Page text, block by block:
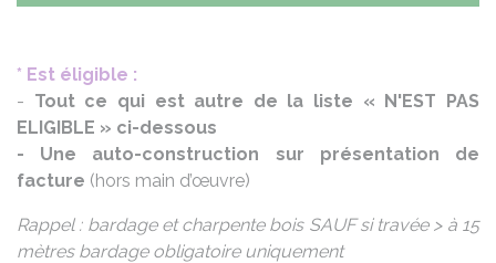
* Est éligible :
- Tout ce qui est autre de la liste « N'EST PAS
ELIGIBLE » ci-dessous
- Une auto-construction sur présentation de
facture (hors main d’œuvre)
Rappel : bardage et charpente bois SAUF si travée > à 15
mètres bardage obligatoire uniquement